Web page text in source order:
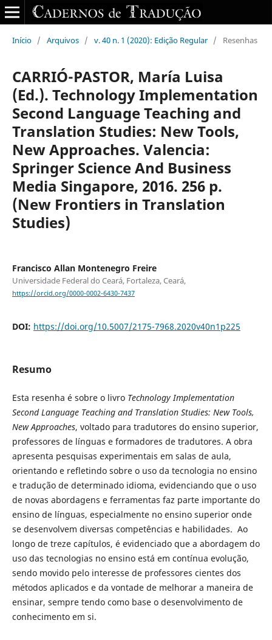
Início / Arquivos / v. 40 n. 1 (2020): Edição Regular / Resenhas
CARRIÓ-PASTOR, María Luisa
(Ed.). Technology Implementation
Second Language Teaching and
Translation Studies: New Tools,
New Approaches. Valencia:
Springer Science And Business
Media Singapore, 2016. 256 p.
(New Frontiers in Translation
Studies)
Francisco Allan Montenegro Freire
Universidade Federal do Ceará, Fortaleza, Ceará,
https://orcid.org/0000-0002-6430-7437
DOI: https://doi.org/10.5007/2175-7968.2020v40n1p225
Resumo
Esta resenha é sobre o livro Technology Implementation
Second Language Teaching and Translation Studies: New Tools,
New Approaches, voltado para tradutores do ensino superior,
professores de línguas e formadores de tradutores. A obra
apresenta pesquisas experimentais em salas de aula,
orientando e refletindo sobre o uso da tecnologia no ensino
e tradução de determinado idioma, evidenciando que o uso
de novas abordagens e ferramentas faz parte importante do
ensino de línguas, especialmente no ensino superior onde
se desenvolvem diversas competências e habilidades. Ao
longo de treze capítulos, é evidenciado que a abordagem do
uso das tecnologias no ensino está em contínua evolução,
sendo movido pelo interesse de professores cientes dos
métodos aplicados e da vontade de melhorar a maneira de
ensinar, sempre tendo como base o desenvolvimento de
conhecimento em si.